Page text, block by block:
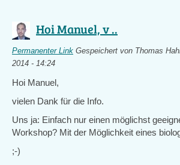
Hoi Manuel, v ..
Permanenter Link Gespeichert von Thomas
2014 - 14:24
Hoi Manuel,
vielen Dank für die Info.
Uns ja: Einfach nur einen möglichst
Workshop? Mit der Möglichkeit eines
;-)